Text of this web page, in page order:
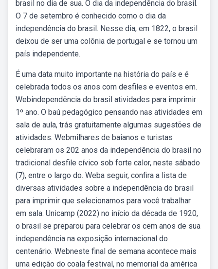
brasil no dia de sua. O dia da independência do brasil.
O 7 de setembro é conhecido como o dia da
independência do brasil. Nesse dia, em 1822, o brasil
deixou de ser uma colônia de portugal e se tornou um
país independente.
É uma data muito importante na história do país e é
celebrada todos os anos com desfiles e eventos em.
Webindependência do brasil atividades para imprimir
1º ano. O baú pedagógico pensando nas atividades em
sala de aula, trás gratuitamente algumas sugestões de
atividades. Webmilhares de baianos e turistas
celebraram os 202 anos da independência do brasil no
tradicional desfile cívico sob forte calor, neste sábado
(7), entre o largo do. Weba seguir, confira a lista de
diversas atividades sobre a independência do brasil
para imprimir que selecionamos para você trabalhar
em sala. Unicamp (2022) no início da década de 1920,
o brasil se preparou para celebrar os cem anos de sua
independência na exposição internacional do
centenário. Webneste final de semana acontece mais
uma edição do coala festival, no memorial da américa